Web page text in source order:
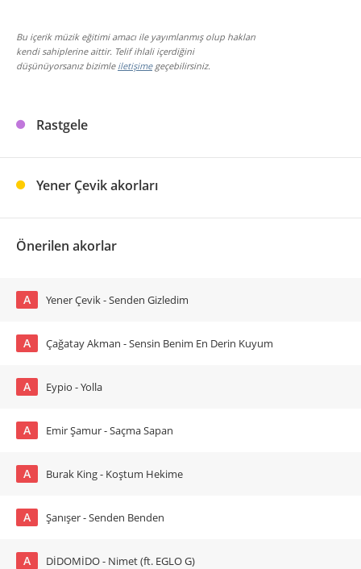
Bu içerik müzik eğitimi amacı ile yayımlanmış olup hakları
kendi sahiplerine aittir. Telif ihlali içerdiğini
düşünüyorsanız bizimle iletişimegeçebilirsiniz.
Rastgele
Yener Çevik akorları
Önerilen akorlar
A Yener Çevik - Senden Gizledim
A Çağatay Akman - Sensin Benim En Derin Kuyum
A Eypio - Yolla
A Emir Şamur - Saçma Sapan
A Burak King - Koştum Hekime
A Şanışer - Senden Benden
A DİDOMİDO - Nimet (ft. EGLO G)